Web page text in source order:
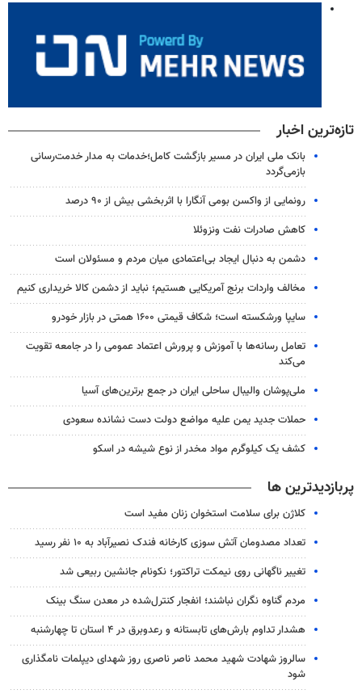
تازه‌ترین اخبار
بانک ملی ایران در مسیر بازگشت کامل؛خدمات به مدار خدمت‌رسانی
بازمی‌گردد
رونمایی از واکسن بومی آنگارا با اثربخشی بیش از ۹۰ درصد
کاهش صادرات نفت ونزوئلا
دشمن به دنبال ایجاد بی‌اعتمادی میان مردم و مسئولان است
مخالف واردات برنج آمریکایی هستیم؛ نباید از دشمن کالا خریداری کنیم
سایپا ورشکسته است؛ شکاف قیمتی ۱۶۰۰ همتی در بازار خودرو
تعامل رسانه‌ها با آموزش و پرورش اعتماد عمومی را در جامعه تقویت
می‌کند
ملی‌پوشان والیبال ساحلی ایران در جمع برترین‌های آسیا
حملات جدید یمن علیه مواضع دولت دست نشانده سعودی
کشف یک کیلوگرم مواد مخدر از نوع شیشه در اسکو
پربازدیدترین ها
کلاژن برای سلامت استخوان زنان مفید است
تعداد مصدومان آتش سوزی کارخانه فندک نصیرآباد به ۱۰ نفر رسید
تغییر ناگهانی روی نیمکت تراکتور؛ نکونام جانشین ربیعی شد
مردم گناوه نگران نباشند؛ انفجار کنترل‌شده در معدن سنگ بینک
هشدار تداوم بارش‌های تابستانه و رعدوبرق در ۴ استان تا چهارشنبه
سالروز شهادت شهید محمد ناصر ناصری روز شهدای دیپلمات نامگذاری
شود